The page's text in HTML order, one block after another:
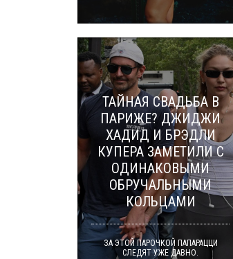
ТАЙНАЯ СВАДЬБА В
ПАРИЖЕ? ДЖИДЖИ
ХАДИД И БРЭДЛИ
КУПЕРА ЗАМЕТИЛИ С
ОДИНАКОВЫМИ
ОБРУЧАЛЬНЫМИ
КОЛЬЦАМИ
ЗА ЭТОЙ ПАРОЧКОЙ ПАПАРАЦЦИ
СЛЕДЯТ УЖЕ ДАВНО.